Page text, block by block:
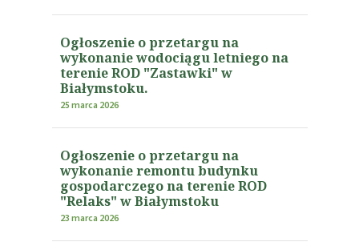
Ogłoszenie o przetargu na
wykonanie wodociągu letniego na
terenie ROD "Zastawki" w
Białymstoku.
25 marca 2026
Ogłoszenie o przetargu na
wykonanie remontu budynku
gospodarczego na terenie ROD
"Relaks" w Białymstoku
23 marca 2026